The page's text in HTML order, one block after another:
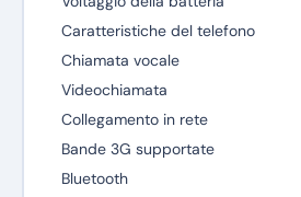
Caratteristiche del telefono
Chiamata vocale
Videochiamata
Collegamento in rete
Bande 3G supportate
Bluetooth